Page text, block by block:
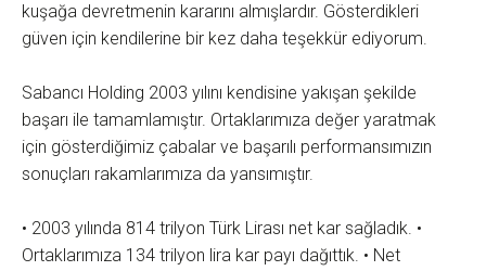
kuşağa devretmenin kararını almışlardır. Gösterdikleri
güven için kendilerine bir kez daha teşekkür ediyorum.
Sabancı Holding 2003 yılını kendisine yakışan şekilde
başarı ile tamamlamıştır. Ortaklarımıza değer yaratmak
için gösterdiğimiz çabalar ve başarılı performansımızın
sonuçları rakamlarımıza da yansımıştır.
• 2003 yılında 814 trilyon Türk Lirası net kar sağladık. •
Ortaklarımıza 134 trilyon lira kar payı dağıttık. • Net